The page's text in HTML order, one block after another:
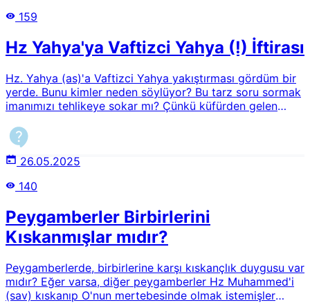
159
Hz Yahya'ya Vaftizci Yahya (!) İftirası
Hz. Yahya (as)'a Vaftizci Yahya yakıştırması gördüm bir
yerde. Bunu kimler neden söylüyor? Bu tarz soru sormak
imanımızı tehlikeye sokar mı? Çünkü küfürden gelen
çok garip hissettirdi.
26.05.2025
140
Peygamberler Birbirlerini
Kıskanmışlar mıdır?
Peygamberlerde, birbirlerine karşı kıskançlık duygusu var
mıdır? Eğer varsa, diğer peygamberler Hz Muhammed'i
(sav) kıskanıp O'nun mertebesinde olmak istemişler